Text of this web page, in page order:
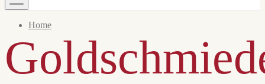
Home